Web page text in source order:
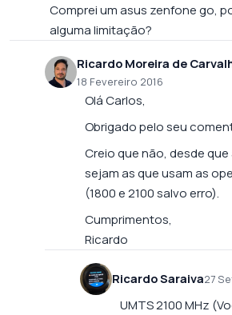
Comprei um asus zenfone go,
alguma limitação?
Ricardo Moreira de
18 Fevereiro 2016
Olá Carlos,
Obrigado pelo seu
Creio que não, desde
sejam as que usam as
(1800 e 2100 salvo erro).
Cumprimentos,
Ricardo
Ricardo Saraiva27
UMTS 2100 MHz